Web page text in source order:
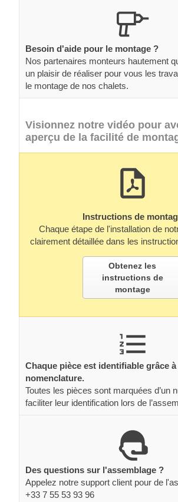
Besoin d'aide pour le montage ?
Nos partenaires monteurs hautement
un plaisir de réaliser pour vous les
le montage de nos chalets.
Visionnez notre vidéo pour
aperçu de la facilité de
Instructions de
Chaque étape de l'installation de
clairement détaillée dans les
Obtenez les
instructions de
montage
Chaque pièce est identifiable grâce à
nomenclature.
Toutes les pièces sont marquées d’un
faciliter leur identification lors de
Des questions sur l'assemblage ?
Appelez notre support client pour de
+33 7 55 53 93 96